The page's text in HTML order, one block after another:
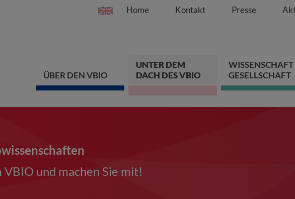
Springe direkt zu:
Zum Hauptinhalt
Zur Hauptnavigation
Zur Footer-
Home Kontakt Presse
ÜBER DEN VBIO
UNTER DEM
DACH DES VBIO
GESELLSCHAFT
und machen Sie mit!